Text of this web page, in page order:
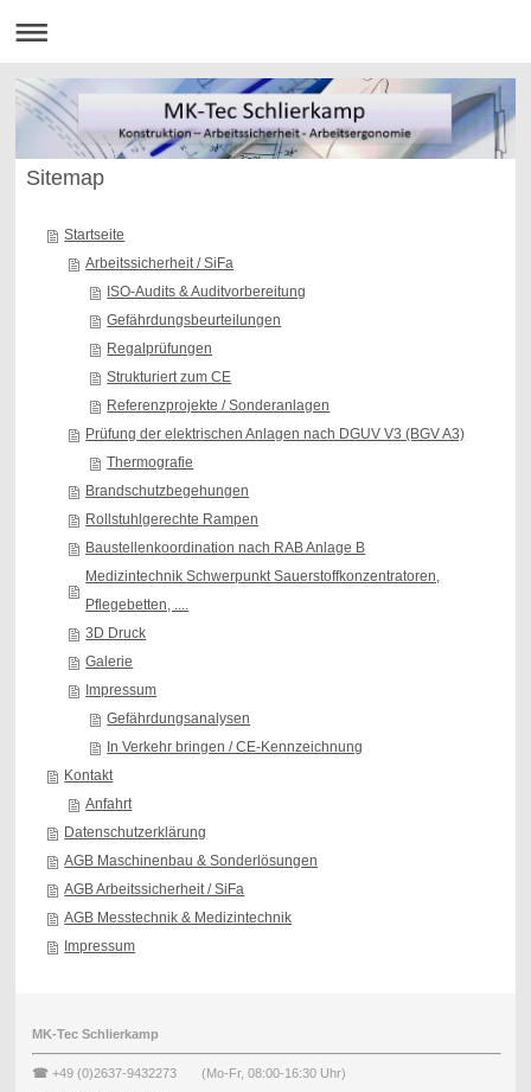
Sitemap
Startseite
Arbeitssicherheit / SiFa
ISO-Audits & Auditvorbereitung
Gefährdungsbeurteilungen
Regalprüfungen
Strukturiert zum CE
Referenzprojekte / Sonderanlagen
Prüfung der elektrischen Anlagen nach DGUV V3 (BGV A3)
Thermografie
Brandschutzbegehungen
Rollstuhlgerechte Rampen
Baustellenkoordination nach RAB Anlage B
Medizintechnik Schwerpunkt Sauerstoffkonzentratoren,
Pflegebetten, ....
3D Druck
Galerie
Impressum
Gefährdungsanalysen
In Verkehr bringen / CE-Kennzeichnung
Kontakt
Anfahrt
Datenschutzerklärung
AGB Maschinenbau & Sonderlösungen
AGB Arbeitssicherheit / SiFa
AGB Messtechnik & Medizintechnik
Impressum
MK-Tec Schlierkamp
☎ +49 (0)2637-9432273 (Mo-Fr, 08:00-16:30 Uhr)